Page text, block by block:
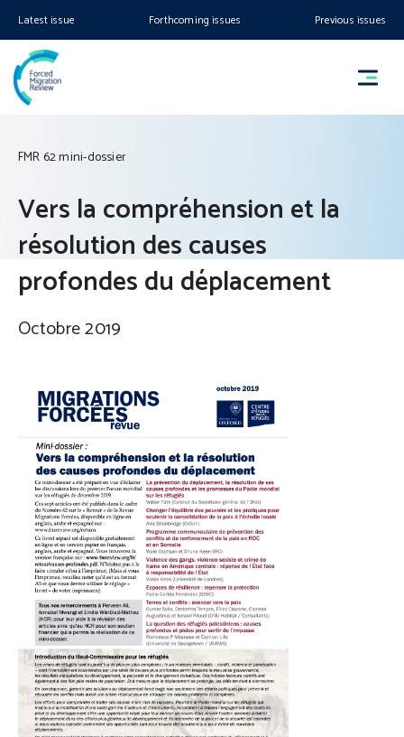
Latest issue Forthcoming issues Previous issues
FMR 62 mini-dossier
Vers la compréhension et la
résolution des causes
profondes du déplacement
Octobre 2019